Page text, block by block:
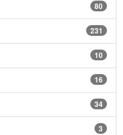
80
231
10
16
34
3